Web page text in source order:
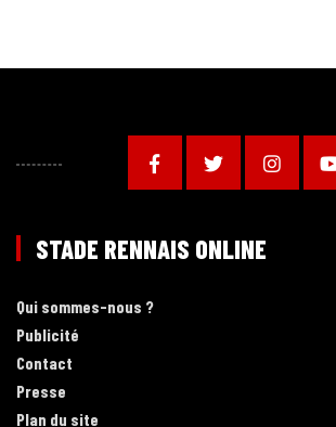
STADE RENNAIS ONLINE
Qui sommes-nous ?
Publicité
Contact
Presse
Plan du site